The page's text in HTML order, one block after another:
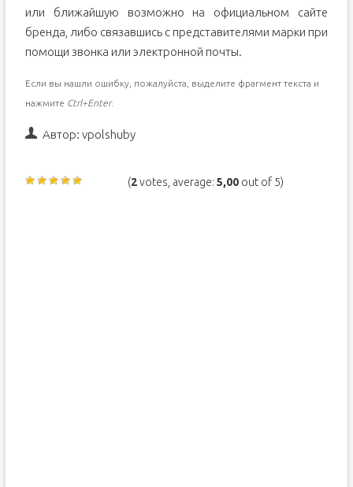
или ближайшую возможно на официальном сайте
бренда, либо связавшись с представителями марки при
помощи звонка или электронной почты.
Если вы нашли ошибку, пожалуйста, выделите фрагмент текста и
нажмите Ctrl+Enter.
Автор: vpolshuby
(2votes, average:5,00 out of 5)